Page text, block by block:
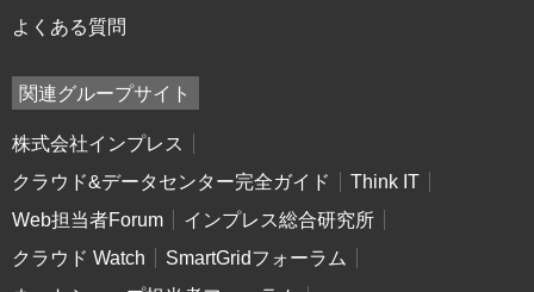
よくある質問
関連グループサイト
株式会社インプレス
クラウド&データセンター完全ガイド
Think IT
Web担当者Forum
インプレス総合研究所
クラウド Watch
SmartGridフォーラム